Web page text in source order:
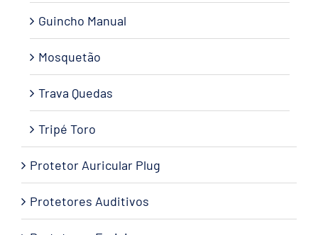
Guincho Manual
Mosquetão
Trava Quedas
Tripé Toro
Protetor Auricular Plug
Protetores Auditivos